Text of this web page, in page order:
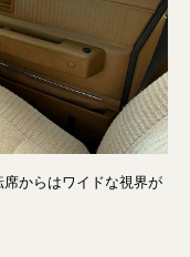
からはワイドな視界が